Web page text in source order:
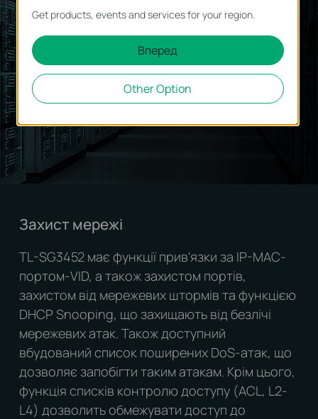
Комутатор TL-SG3452 підтримує широкий
набір функцій рівня 2+ та 3, що дозволяють
підприємствам та інтернет-провайдерам
побудувати масштабовану надійну мережу.
Захист мережі
TL-SG3452 має функції прив'язки за IP-MAC-
портом-VID, а також захистом портів,
захистом від мережевих штормів та функцією
DHCP Snooping, що захищають від безлічі
мережевих атак. Також доступний
вбудований список поширених DoS-атак, що
дозволяє запобігти таким атакам. Крім цього,
функція списків контролю доступу (ACL, L2-
L4) дозволить обмежувати доступ до
Get products, events and services for your region.
Вперед
Other Option